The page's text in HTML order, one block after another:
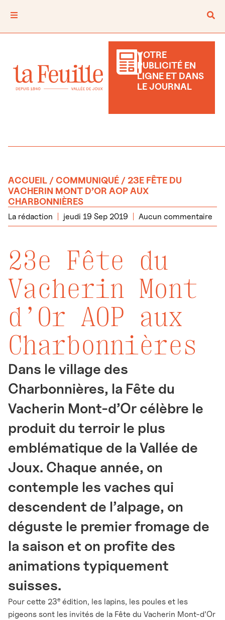
VOTRE
PUBLICITÉ EN
LIGNE ET DANS
LE JOURNAL
ACCUEIL /COMMUNIQUÉ / 23E FÊTE DU
VACHERIN MONT D’OR AOP AUX
CHARBONNIÈRES
La rédaction jeudi 19 Sep 2019 Aucun commentaire
23e Fête du
Vacherin Mont
d’Or AOP aux
Charbonnières
Dans le village des
Charbonnières, la Fête du
Vacherin Mont-d’Or célèbre le
produit du terroir le plus
emblématique de la Vallée de
Joux. Chaque année, on
contemple les vaches qui
descendent de l’alpage, on
déguste le premier fromage de
la saison et on profite des
animations typiquement
suisses.
Pour cette 23e édition, les lapins, les poules et les
pigeons sont les invités de la Fête du Vacherin Mont-d’Or